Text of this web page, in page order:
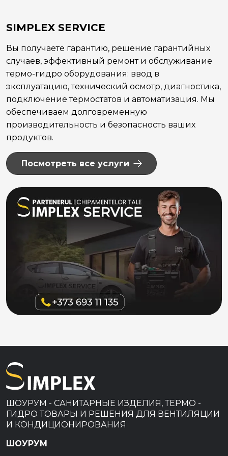
SIMPLEX SERVICE
Вы получаете гарантию, решение гарантийных
случаев, эффективный ремонт и обслуживание
термо-гидро оборудования: ввод в
эксплуатацию, технический осмотр, диагностика,
подключение термостатов и автоматизация. Мы
обеспечиваем долговременную
производительность и безопасность ваших
продуктов.
Посмотреть все услуги
ШОУРУМ - САНИТАРНЫЕ ИЗДЕЛИЯ, ТЕРМО -
ГИДРО ТОВАРЫ И РЕШЕНИЯ ДЛЯ ВЕНТИЛЯЦИИ
И КОНДИЦИОНИРОВАНИЯ
ШОУРУМ